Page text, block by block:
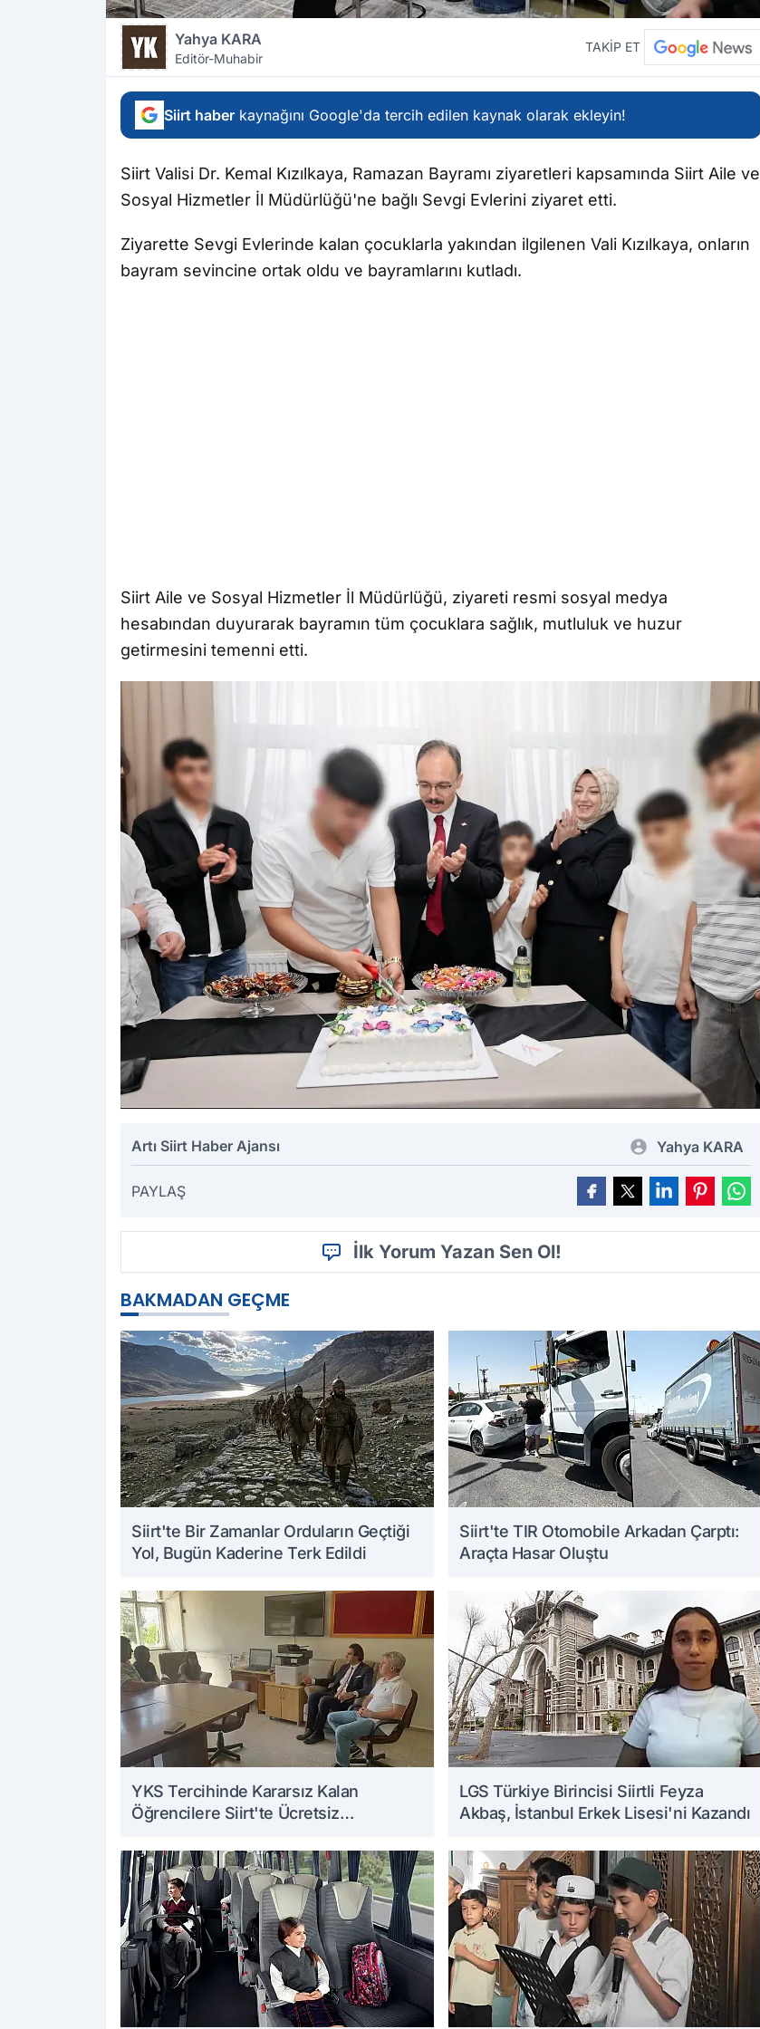
Yahya KARA
Editör-Muhabir
TAKİP ET
Siirt haber kaynağını Google'da tercih edilen kaynak olarak ekleyin!
Siirt Valisi Dr. Kemal Kızılkaya, Ramazan Bayramı ziyaretleri kapsamında Siirt Aile ve
Sosyal Hizmetler İl Müdürlüğü'ne bağlı Sevgi Evlerini ziyaret etti.
Ziyarette Sevgi Evlerinde kalan çocuklarla yakından ilgilenen Vali Kızılkaya, onların
bayram sevincine ortak oldu ve bayramlarını kutladı.
Siirt Aile ve Sosyal Hizmetler İl Müdürlüğü, ziyareti resmi sosyal medya
hesabından duyurarak bayramın tüm çocuklara sağlık, mutluluk ve huzur
getirmesini temenni etti.
Artı Siirt Haber Ajansı Yahya KARA
PAYLAŞ
İlk Yorum Yazan Sen Ol!
BAKMADAN GEÇME
Siirt'te Bir Zamanlar Orduların Geçtiği
Yol, Bugün Kaderine Terk Edildi
Siirt'te TIR Otomobile Arkadan Çarptı:
Araçta Hasar Oluştu
YKS Tercihinde Kararsız Kalan
Öğrencilere Siirt'te Ücretsiz
LGS Türkiye Birincisi Siirtli Feyza
Akbaş, İstanbul Erkek Lisesi'ni Kazandı